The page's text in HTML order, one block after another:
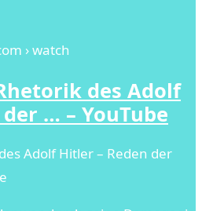
› watch
des Adolf
… – YouTube
Adolf Hitler – Reden der